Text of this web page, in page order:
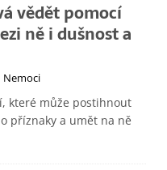
vědět pomocí
ně i dušnost a
Nemoci
které může postihnout
příznaky a umět na ně